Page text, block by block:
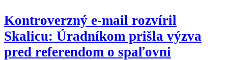
Kontroverzný e-mail rozvíril
Skalicu: Úradníkom prišla výzva
pred referendom o spaľovni